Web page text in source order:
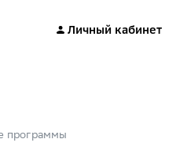
Личный кабинет
программы